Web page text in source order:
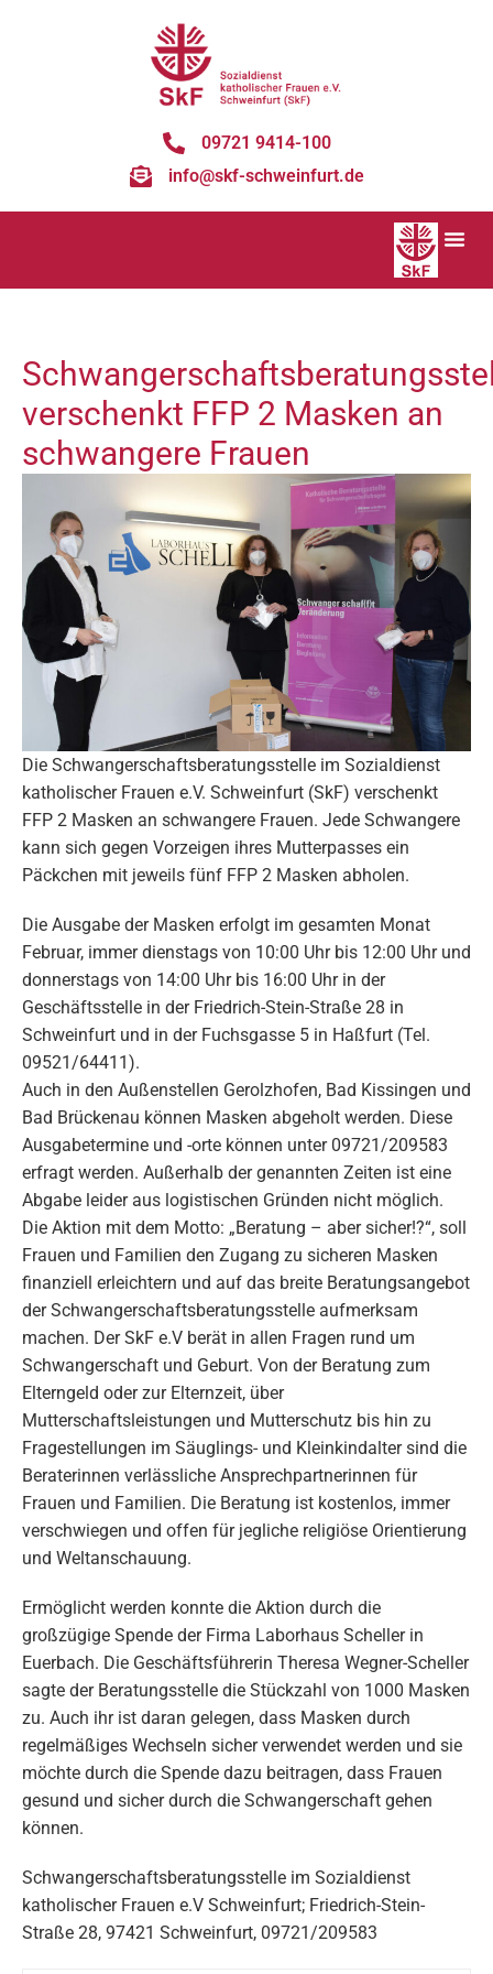
09721 9414-100
info@skf-schweinfurt.de
verschenkt FFP 2 Masken an
schwangere Frauen
Die Schwangerschaftsberatungsstelle im Sozialdienst
katholischer Frauen e.V. Schweinfurt (SkF) verschenkt
FFP 2 Masken an schwangere Frauen. Jede Schwangere
kann sich gegen Vorzeigen ihres Mutterpasses ein
Päckchen mit jeweils fünf FFP 2 Masken abholen.
Die Ausgabe der Masken erfolgt im gesamten Monat
Februar, immer dienstags von 10:00 Uhr bis 12:00 Uhr und
donnerstags von 14:00 Uhr bis 16:00 Uhr in der
Geschäftsstelle in der Friedrich-Stein-Straße 28 in
Schweinfurt und in der Fuchsgasse 5 in Haßfurt (Tel.
09521/64411).
Auch in den Außenstellen Gerolzhofen, Bad Kissingen und
Bad Brückenau können Masken abgeholt werden. Diese
Ausgabetermine und -orte können unter 09721/209583
erfragt werden. Außerhalb der genannten Zeiten ist eine
Abgabe leider aus logistischen Gründen nicht möglich.
Die Aktion mit dem Motto: „Beratung – aber sicher!?“, soll
Frauen und Familien den Zugang zu sicheren Masken
finanziell erleichtern und auf das breite Beratungsangebot
der Schwangerschaftsberatungsstelle aufmerksam
machen. Der SkF e.V berät in allen Fragen rund um
Schwangerschaft und Geburt. Von der Beratung zum
Elterngeld oder zur Elternzeit, über
Mutterschaftsleistungen und Mutterschutz bis hin zu
Fragestellungen im Säuglings- und Kleinkindalter sind die
Beraterinnen verlässliche Ansprechpartnerinnen für
Frauen und Familien. Die Beratung ist kostenlos, immer
verschwiegen und offen für jegliche religiöse Orientierung
und Weltanschauung.
Ermöglicht werden konnte die Aktion durch die
großzügige Spende der Firma Laborhaus Scheller in
Euerbach. Die Geschäftsführerin Theresa Wegner-Scheller
sagte der Beratungsstelle die Stückzahl von 1000 Masken
zu. Auch ihr ist daran gelegen, dass Masken durch
regelmäßiges Wechseln sicher verwendet werden und sie
möchte durch die Spende dazu beitragen, dass Frauen
gesund und sicher durch die Schwangerschaft gehen
können.
Schwangerschaftsberatungsstelle im Sozialdienst
katholischer Frauen e.V Schweinfurt; Friedrich-Stein-
Straße 28, 97421 Schweinfurt, 09721/209583